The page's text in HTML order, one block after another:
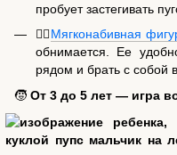
пробует застегивать
🧍‍♀️Мягконабивная
обнимается. Ее
рядом и брать с собой
🧒 От 3 до 5 лет — игра